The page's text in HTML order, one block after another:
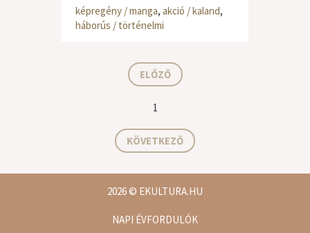
képregény / manga, akció / kaland,
háborús / történelmi
ELŐZŐ
1
KÖVETKEZŐ
2026© EKULTURA.HU
NAPI ÉVFORDULÓK